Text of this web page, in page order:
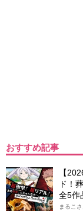
おすすめ記事
【
ド！
全5作
まるこ